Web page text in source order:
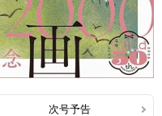
次号予告